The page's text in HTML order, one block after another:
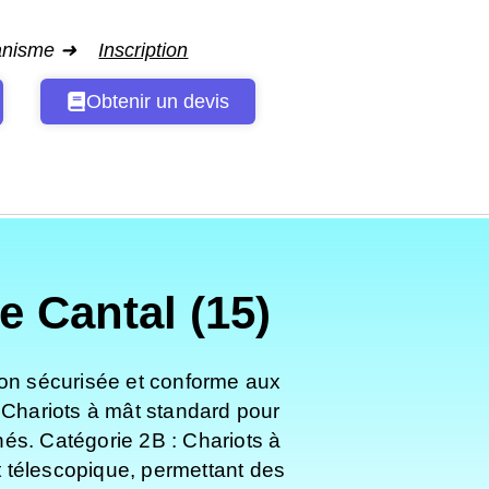
➜ Inscription
Obtenir un devis
Cantal (15)
sécurisée et conforme aux
à mât standard pour
Catégorie 2B : Chariots à
permettant des